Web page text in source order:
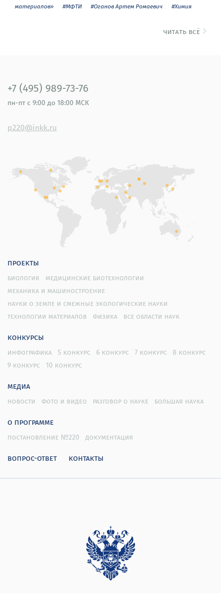
материалов»
#МФТИ #Оганов Артем Ромаевич #Химия
читать всё
+7 (495) 989-73-76
пн-пт с 9:00 до 18:00 МСК
p220@inkk.ru
проекты
биология
медицинские биотехнологии
механика и машиностроение
науки о земле и смежные экологические науки
технологии материалов
физика все области наук
конкурсы
инфографика 5 конкурс 6 конкурс 7 конкурс
8 конкурс
9 конкурс
10 конкурс
медиа
новости фото и видео разговор о науке большая наука
о программе
постановление №220 документация
вопрос-ответ контакты